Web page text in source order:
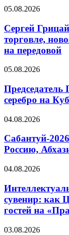
05.08.2026
Сергей
торговле,
на передовой
05.08.2026
серебро на
04.08.2026
Сабантуй-
Россию,
04.08.2026
сувенир: как
гостей на
03.08.2026